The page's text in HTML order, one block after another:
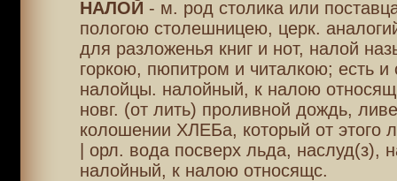
НАЛОЙ - м. род столика или
пологою столешницею, церк.
для разложенья книг и нот, налой
горкою, пюпитром и читалкою; есть и
налойцы. налойный, к налою
новг. (от лить) проливной дождь,
колошении ХЛЕБа, который от этого
| орл. вода посверх льда, наслуд(з),
налойный, к налою относящс.